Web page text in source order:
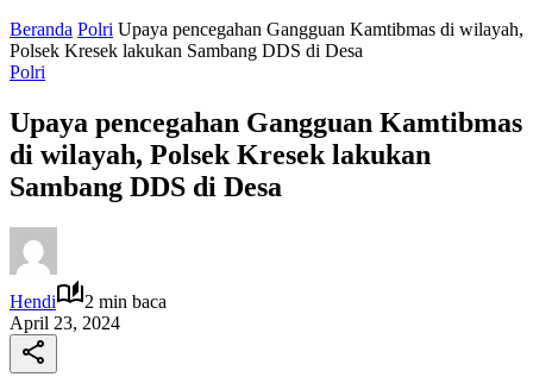
Beranda Polri Upaya pencegahan Gangguan Kamtibmas di wilayah,
Polsek Kresek lakukan Sambang DDS di Desa
Polri
Upaya pencegahan Gangguan Kamtibmas
di wilayah, Polsek Kresek lakukan
Sambang DDS di Desa
Hendi
2 min baca
April 23, 2024